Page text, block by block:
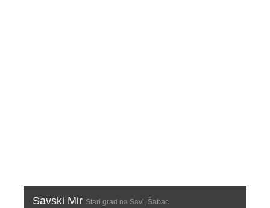
Savski Mir Stari grad na Savi, Šabac